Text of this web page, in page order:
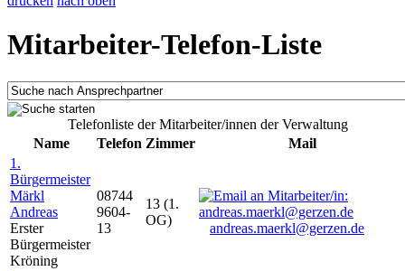
Mitarbeiter-Telefon-Liste
Telefonliste der Mitarbeiter/innen der Verwaltung
Name
Telefon Zimmer
Mail
1.
Bürgermeister
Märkl
Andreas
Erster
Bürgermeister
Kröning
08744
9604-
13
13 (1.
OG)
andreas.maerkl@gerzen.de